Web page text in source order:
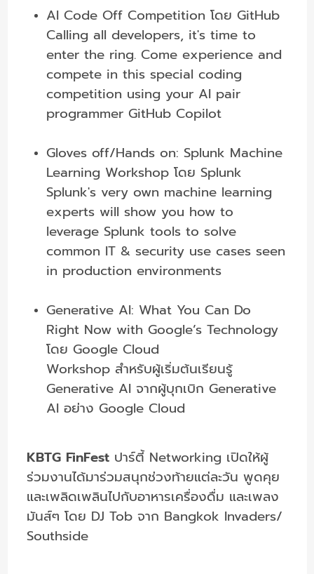
AI Code Off Competition โดย GitHub
Calling all developers, it's time to
enter the ring. Come experience and
compete in this special coding
competition using your AI pair
programmer GitHub Copilot
Gloves off/Hands on: Splunk Machine
Learning Workshop โดย Splunk
Splunk's very own machine learning
experts will show you how to
leverage Splunk tools to solve
common IT & security use cases seen
in production environments
Generative AI: What You Can Do
Right Now with Google’s Technology
โดย Google Cloud
Workshop สำหรับผู้เริ่มต้นเรียนรู้
Generative AI จากผู้บุกเบิก Generative
AI อย่าง Google Cloud
KBTG FinFest ปาร์ตี้ Networking เปิดให้ผู้
ร่วมงานได้มาร่วมสนุกช่วงท้ายแต่ละวัน พูดคุย
และเพลิดเพลินไปกับอาหารเครื่องดื่ม และเพลง
มันส์ๆ โดย DJ Tob จาก Bangkok Invaders/
Southside